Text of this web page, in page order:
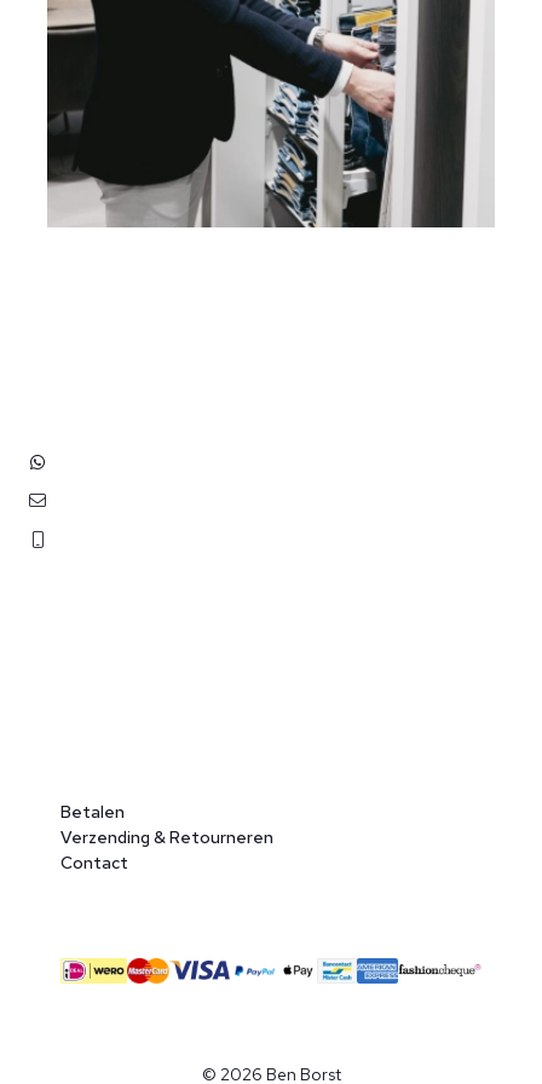
Betalen
Verzending & Retourneren
Contact
© 2026 Ben Borst